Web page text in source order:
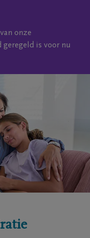
van onze
geregeld is voor nu